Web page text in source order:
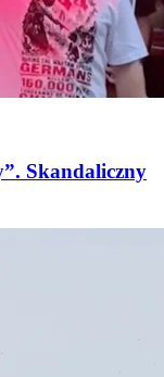
Skandaliczny